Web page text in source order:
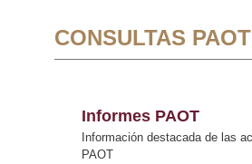
CONSULTAS PAOT
Informes PAOT
Información destacada de las
PAOT